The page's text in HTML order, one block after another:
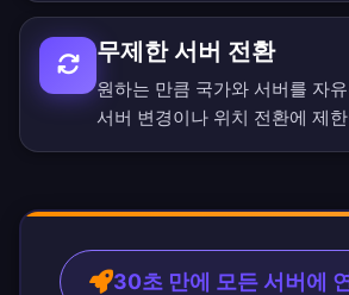
무제한 서버 전환
원하는 만큼 국가와 서버를 자
서버 변경이나 위치 전환에 제
30초 만에 모든 서버에